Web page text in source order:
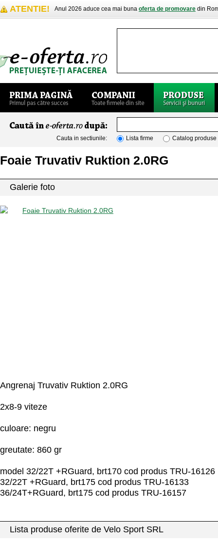
ATENTIE! Anul 2026 aduce cea mai buna oferta de promovare din
Cauta in sectiunile: Lista firme Catalog produse
Foaie Truvativ Ruktion 2.0RG
Galerie foto
Angrenaj Truvativ Ruktion 2.0RG
2x8-9 viteze
culoare: negru
greutate: 860 gr
model 32/22T +RGuard, brt170 cod produs TRU-16126
32/22T +RGuard, brt175 cod produs TRU-16133
36/24T+RGuard, brt175 cod produs TRU-16157
Lista produse oferite de Velo Sport SRL